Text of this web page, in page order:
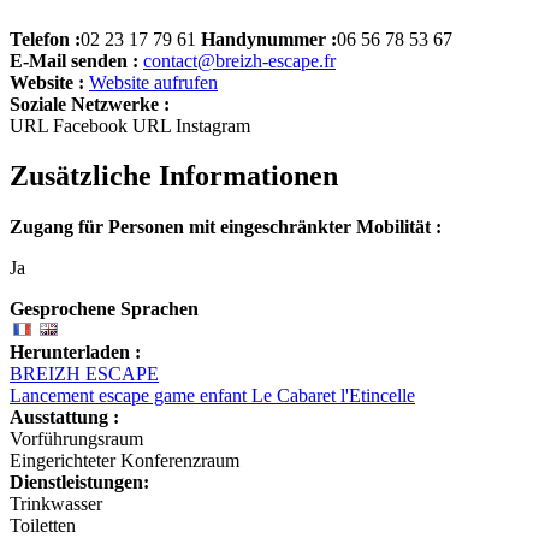
Telefon :02 23 17 79 61 Handynummer :06 56 78 53 67
E-Mail senden : contact@breizh-escape.fr
Website : Website aufrufen
Soziale Netzwerke :
URL Facebook URL Instagram
Zusätzliche Informationen
Zugang für Personen mit eingeschränkter Mobilität :
Ja
Gesprochene Sprachen
Herunterladen :
BREIZH ESCAPE
Lancement escape game enfant Le Cabaret l'Etincelle
Ausstattung :
Vorführungsraum
Eingerichteter Konferenzraum
Dienstleistungen:
Trinkwasser
Toiletten